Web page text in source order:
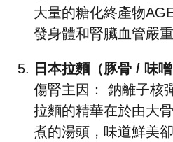
大量的糖化終產物
發身體和腎臟血管嚴
日本拉麵（豚骨 / 味噌
傷腎主因： 鈉離子核
拉麵的精華在於由大
煮的湯頭，味道鮮美